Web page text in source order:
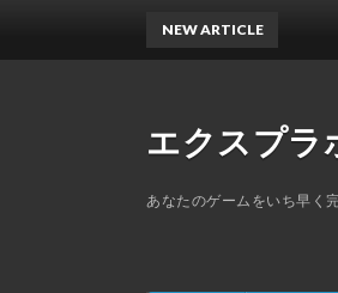
エクスプラ
あなたのゲームをいち早く
NEW ARTICLE